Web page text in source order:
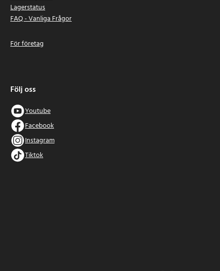
Lagerstatus
FAQ - Vanliga Frågor
För företag
Följ oss
Youtube
Facebook
Instagram
Tiktok